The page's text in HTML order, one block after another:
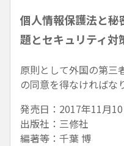
個人情報保護法と
題とセキュリティ対
原則として外国の第三
の同意を得なければな
発売日：2017年11月
出版社：三修社
編著等：千葉 博